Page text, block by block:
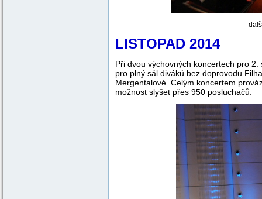
LISTOPAD 2014
Při dvou výchovných koncertech pro
pro plný sál diváků bez doprovodu
Mergentalové. Celým koncertem
možnost slyšet přes 950 posluchačů.